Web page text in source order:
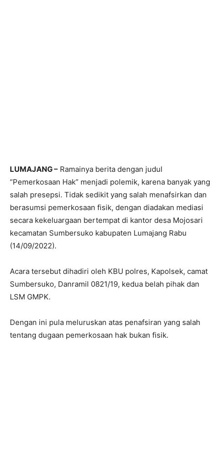
LUMAJANG – Ramainya berita dengan judul
“Pemerkosaan Hak” menjadi polemik, karena banyak yang
salah presepsi. Tidak sedikit yang salah menafsirkan dan
berasumsi pemerkosaan fisik, dengan diadakan mediasi
secara kekeluargaan bertempat di kantor desa Mojosari
kecamatan Sumbersuko kabupaten Lumajang Rabu
(14/09/2022).
Acara tersebut dihadiri oleh KBU polres, Kapolsek, camat
Sumbersuko, Danramil 0821/19, kedua belah pihak dan
LSM GMPK.
Dengan ini pula meluruskan atas penafsiran yang salah
tentang dugaan pemerkosaan hak bukan fisik.